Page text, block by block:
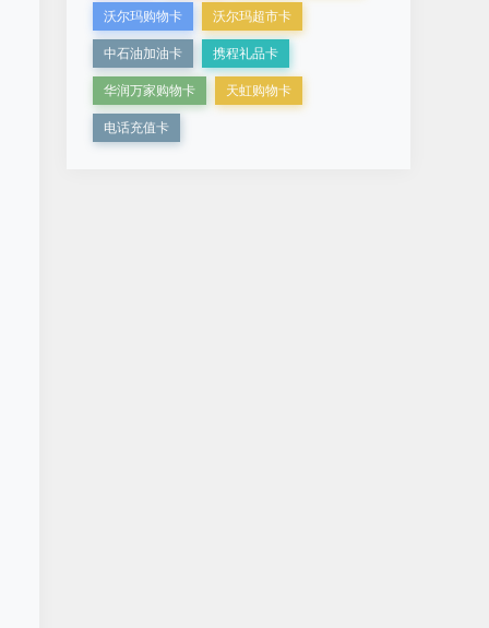
沃尔玛购物卡 沃尔玛超市卡
中石油加油卡 携程礼品卡
华润万家购物卡 天虹购物卡
电话充值卡